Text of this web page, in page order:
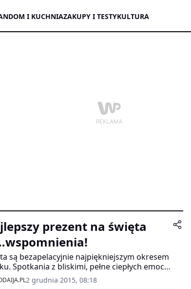
DOM I KUCHNIAZAKUPY I TESTYKULTURA
prezent na święta
są bezapelacyjnie najpiękniejszym okresem
Spotkania z bliskimi, pełne ciepłych emocji,
i relaksu – oto, do czego tęsknimy przez
By dopełnić tą wyjątkową atmosferę,
2 grudnia 2015, 08:18